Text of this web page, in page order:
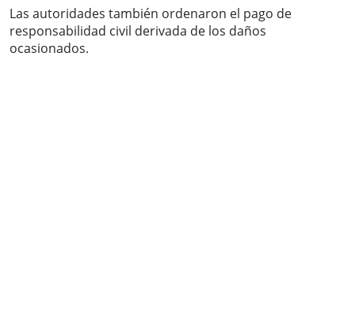
Las autoridades también ordenaron el pago de
responsabilidad civil derivada de los daños
ocasionados.